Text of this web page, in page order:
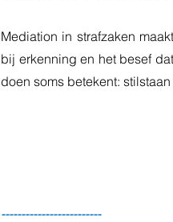
Mediation in strafzaken
bij erkenning en het besef
doen soms betekent:
-------------------------